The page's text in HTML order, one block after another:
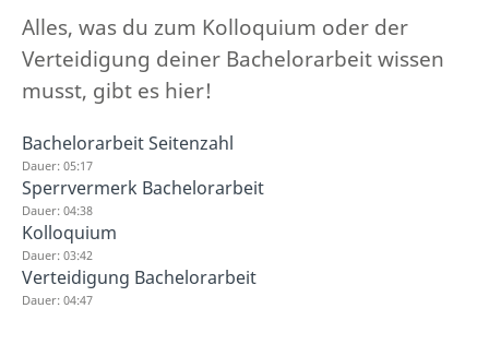
Alles, was du zum Kolloquium oder der
Verteidigung deiner Bachelorarbeit wissen
musst, gibt es hier!
Bachelorarbeit Seitenzahl
Dauer: 05:17
Sperrvermerk Bachelorarbeit
Dauer: 04:38
Kolloquium
Dauer: 03:42
Verteidigung Bachelorarbeit
Dauer: 04:47